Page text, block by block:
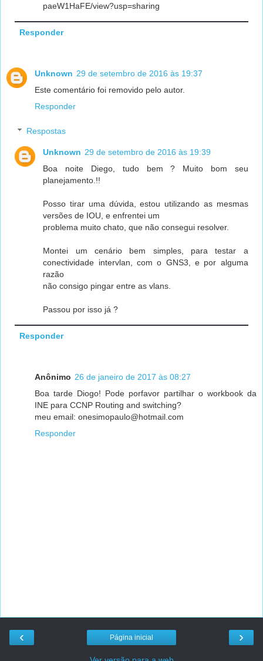
paeW1HaFE/view?usp=sharing
Responder
Unknown 29 de setembro de 2016 às 19:37
Este comentário foi removido pelo autor.
Responder
Respostas
Unknown 29 de setembro de 2016 às 19:39
Boa noite Diego, tudo bem ? Muito bom seu
planejamento.!!
Posso tirar uma dúvida, estou utilizando as mesmas
versões de IOU, e enfrentei um
problema muito chato, que não consegui resolver.
Montei um cenário bem simples, para testar a
conectividade intervlan, com o GNS3, e por alguma
razão
não consigo pingar entre as vlans.
Passou por isso já ?
Responder
Anônimo 26 de janeiro de 2017 às 08:27
Boa tarde Diogo! Pode porfavor partilhar o workbook da
INE para CCNP Routing and switching?
meu email: onesimopaulo@hotmail.com
Responder
‹ ›
Página inicial